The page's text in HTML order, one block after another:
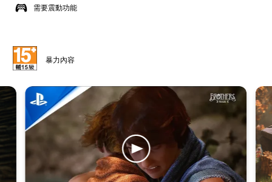
需要震動功能
暴力內容